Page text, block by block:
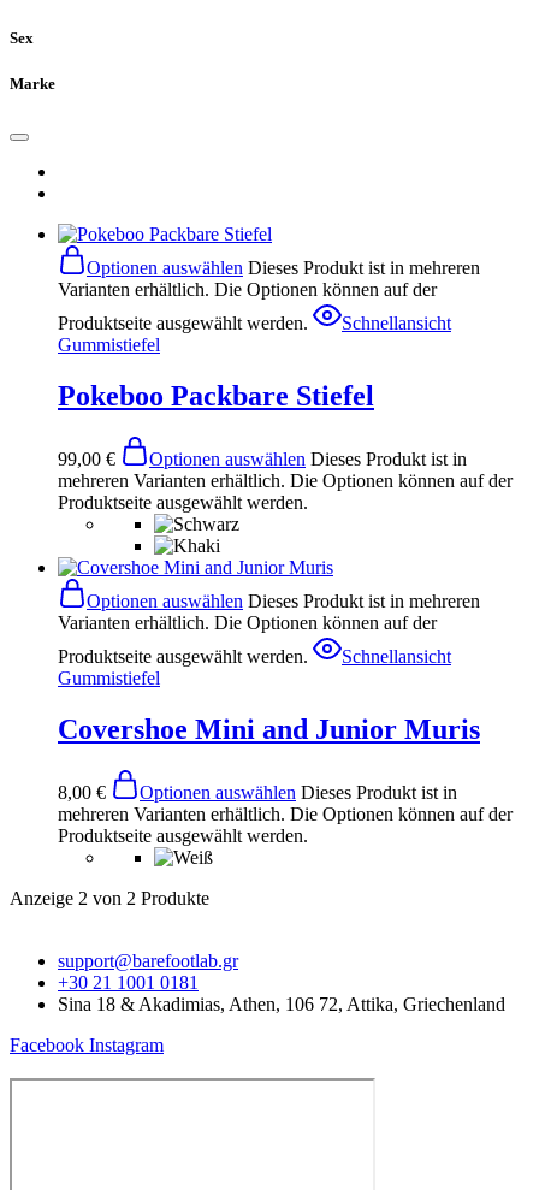
Sex
Marke
Optionen auswählen Dieses Produkt ist in mehreren
Varianten erhältlich. Die Optionen können auf der
Produktseite ausgewählt werden.
Schnellansicht
Gummistiefel
Pokeboo Packbare Stiefel
99,00 € Optionen auswählen Dieses Produkt ist in
mehreren Varianten erhältlich. Die Optionen können auf der
Produktseite ausgewählt werden.
Optionen auswählen Dieses Produkt ist in mehreren
Varianten erhältlich. Die Optionen können auf der
Produktseite ausgewählt werden.
Schnellansicht
Gummistiefel
Covershoe Mini and Junior Muris
8,00 € Optionen auswählen Dieses Produkt ist in
mehreren Varianten erhältlich. Die Optionen können auf der
Produktseite ausgewählt werden.
Anzeige 2 von 2 Produkte
support@barefootlab.gr
+30 21 1001 0181
Sina 18 & Akadimias, Athen, 106 72, Attika, Griechenland
Facebook Instagram